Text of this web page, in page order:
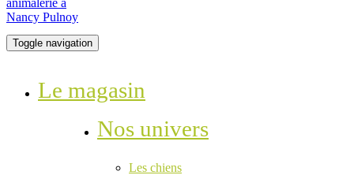
Toggle navigation
Le magasin
Nos univers
Les chiens